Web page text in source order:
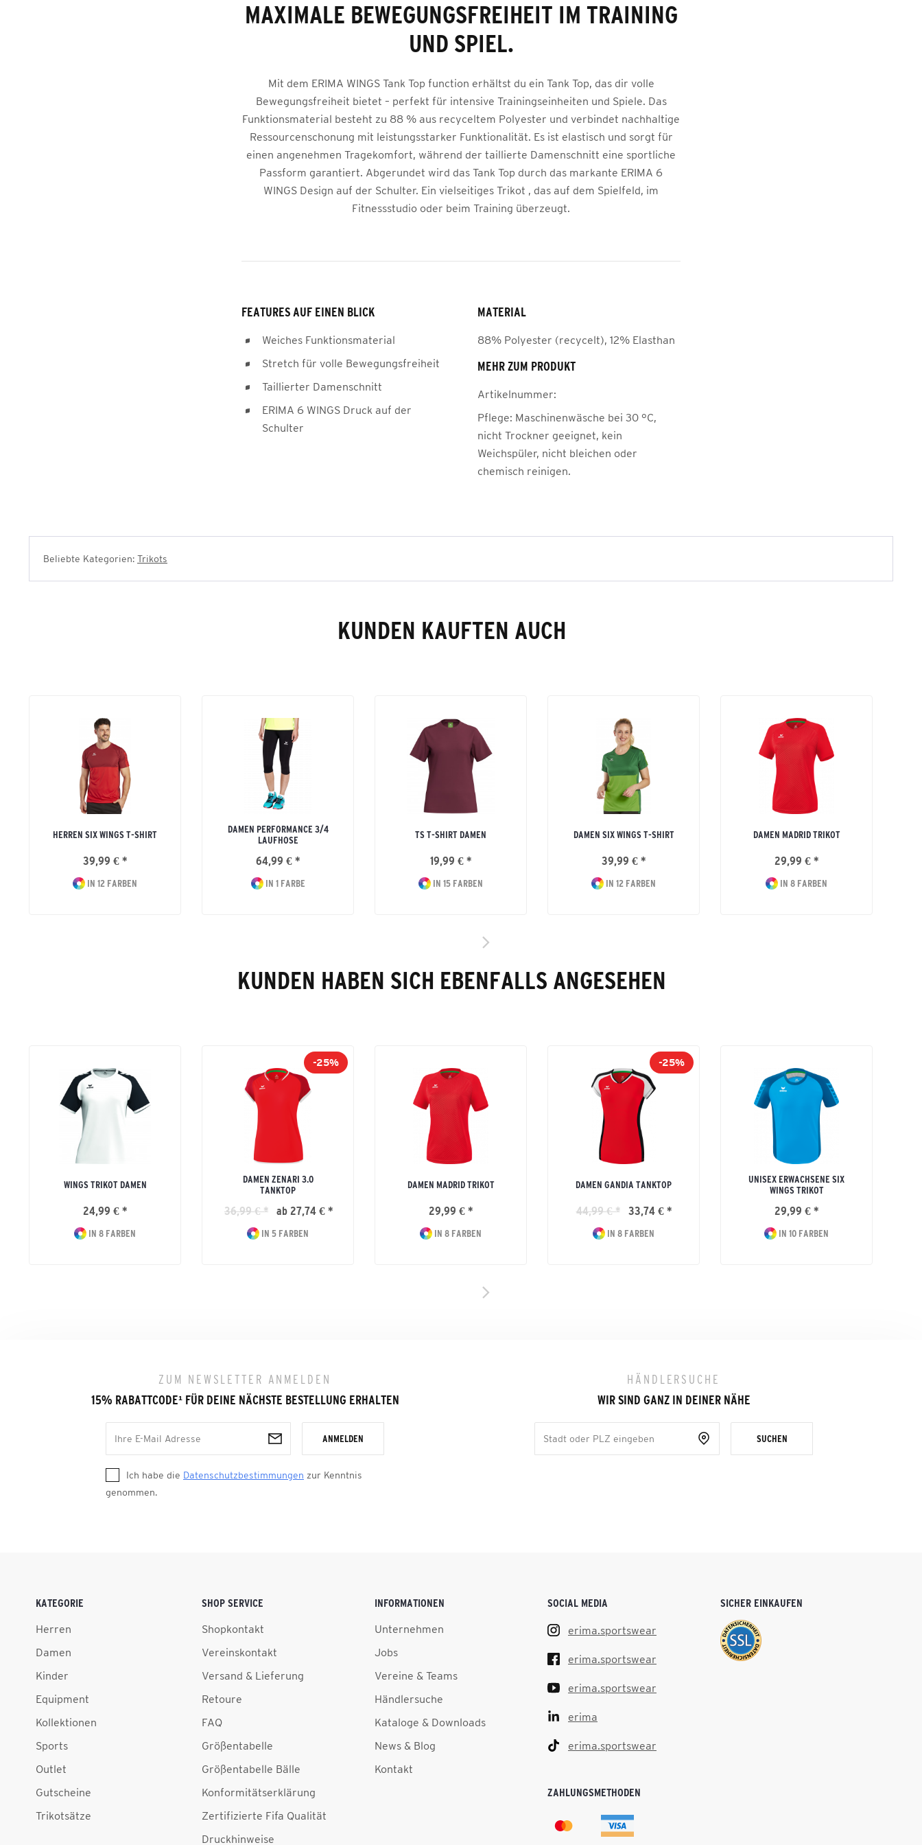
MAXIMALE BEWEGUNGSFREIHEIT IM TRAINING
UND SPIEL.
Mit dem ERIMA WINGS Tank Top function erhältst du ein Tank Top, das dir volle
Bewegungsfreiheit bietet – perfekt für intensive Trainingseinheiten und Spiele. Das
Funktionsmaterial besteht zu 88 % aus recyceltem Polyester und verbindet nachhaltige
Ressourcenschonung mit leistungsstarker Funktionalität. Es ist elastisch und sorgt für
einen angenehmen Tragekomfort, während der taillierte Damenschnitt eine sportliche
Passform garantiert. Abgerundet wird das Tank Top durch das markante ERIMA 6
WINGS Design auf der Schulter. Ein vielseitiges Trikot , das auf dem Spielfeld, im
Fitnessstudio oder beim Training überzeugt.
FEATURES AUF EINEN BLICK
Weiches Funktionsmaterial
Stretch für volle Bewegungsfreiheit
Taillierter Damenschnitt
ERIMA 6 WINGS Druck auf der
Schulter
MATERIAL
88% Polyester (recycelt), 12% Elasthan
MEHR ZUM PRODUKT
Artikelnummer:
Pflege: Maschinenwäsche bei 30 °C,
nicht Trockner geeignet, kein
Weichspüler, nicht bleichen oder
chemisch reinigen.
Beliebte Kategorien: Trikots
KUNDEN KAUFTEN AUCH
HERREN SIX WINGS T-SHIRT
39,99 € *
IN 12 FARBEN
DAMEN PERFORMANCE 3/4
LAUFHOSE
64,99 € *
IN 1 FARBE
TS T-SHIRT DAMEN
19,99 € *
IN 15 FARBEN
DAMEN SIX WINGS T-SHIRT
39,99 € *
IN 12 FARBEN
DAMEN MADRID TRIKOT
29,99 € *
IN 8 FARBEN
KUNDEN HABEN SICH EBENFALLS ANGESEHEN
WINGS TRIKOT DAMEN
24,99 € *
IN 8 FARBEN
-25%
DAMEN ZENARI 3.0
TANKTOP
36,99 € * ab 27,74 € *
IN 5 FARBEN
DAMEN MADRID TRIKOT
29,99 € *
IN 8 FARBEN
-25%
DAMEN GANDIA TANKTOP
44,99 € * 33,74 € *
IN 8 FARBEN
UNISEX ERWACHSENE SIX
WINGS TRIKOT
29,99 € *
IN 10 FARBEN
ZUM NEWSLETTER ANMELDEN
15% RABATTCODE¹FÜR DEINE NÄCHSTE BESTELLUNG ERHALTEN
ANMELDEN
Ich habe die Datenschutzbestimmungen zur Kenntnis
genommen.
HÄNDLERSUCHE
WIR SIND GANZ IN DEINER NÄHE
SUCHEN
KATEGORIE
Herren
Damen
Kinder
Equipment
Kollektionen
Sports
Outlet
Gutscheine
Trikotsätze
SHOP SERVICE
Shopkontakt
Vereinskontakt
Versand & Lieferung
Retoure
FAQ
Größentabelle
Größentabelle Bälle
Konformitätserklärung
Zertifizierte Fifa Qualität
Druckhinweise
INFORMATIONEN
Unternehmen
Jobs
Vereine & Teams
Händlersuche
Kataloge & Downloads
News & Blog
Kontakt
SOCIAL MEDIA
erima.sportswear
erima.sportswear
erima.sportswear
erima
erima.sportswear
ZAHLUNGSMETHODEN
SICHER EINKAUFEN